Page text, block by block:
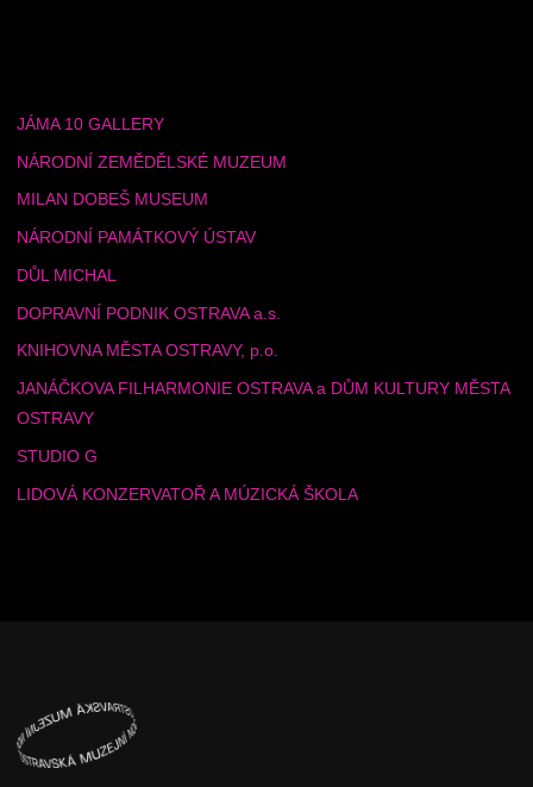
JÁMA 10 GALLERY
NÁRODNÍ ZEMĚDĚLSKÉ MUZEUM
MILAN DOBEŠ MUSEUM
NÁRODNÍ PAMÁTKOVÝ ÚSTAV
DŮL MICHAL
DOPRAVNÍ PODNIK OSTRAVA a.s.
KNIHOVNA MĚSTA OSTRAVY, p.o.
JANÁČKOVA FILHARMONIE OSTRAVA a DŮM KULTURY MĚSTA
OSTRAVY
STUDIO G
LIDOVÁ KONZERVATOŘ A MÚZICKÁ ŠKOLA